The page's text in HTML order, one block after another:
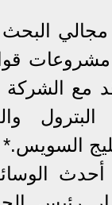
البحث
وافق المجلس
مع
السويس.*